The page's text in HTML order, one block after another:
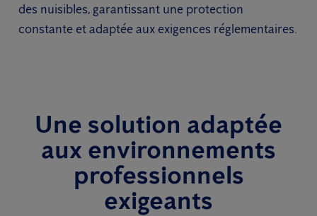
des nuisibles, garantissant une protection
constante et adaptée aux exigences réglementaires.
Une solution adaptée
aux environnements
professionnels
exigeants